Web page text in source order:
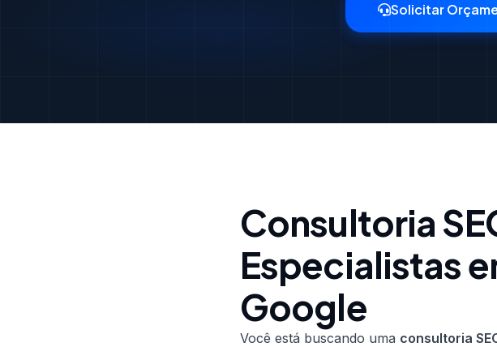
Solicitar
Consultoria
Especialistas
Google
Você está buscando uma consultoria